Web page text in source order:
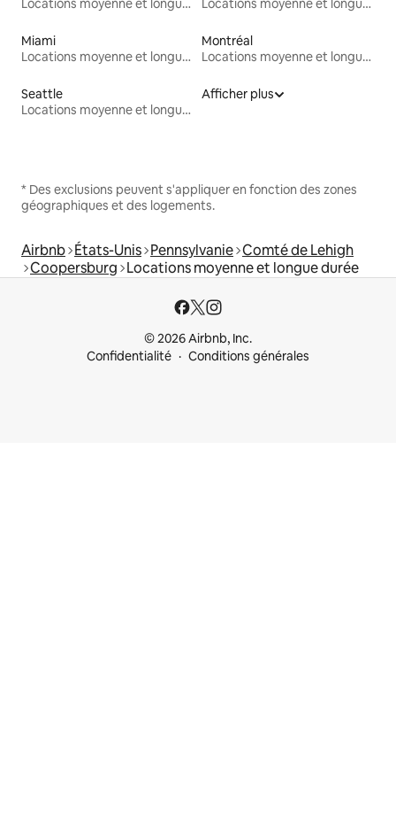
Locations moyenne et longue durée Locations moyenne et longue durée
Miami
Locations moyenne et longue durée
Montréal
Locations moyenne et longue durée
Seattle
Locations moyenne et longue durée
Afficher plus
* Des exclusions peuvent s'appliquer en fonction des zones
géographiques et des logements.
Airbnb États-Unis Pennsylvanie Comté de Lehigh
Coopersburg Locations moyenne et longue durée
© 2026 Airbnb, Inc.
Confidentialité
Conditions générales